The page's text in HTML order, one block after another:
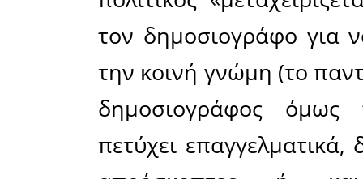
Ο
ζωηρή
κοινή